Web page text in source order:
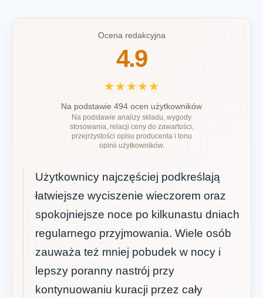
Ocena redakcyjna
4.9
★★★★★
Na podstawie 494 ocen użytkowników
Na podstawie analizy składu, wygody
stosowania, relacji ceny do zawartości,
przejrzystości opisu producenta i tonu
opinii użytkowników.
Użytkownicy najczęściej podkreślają
łatwiejsze wyciszenie wieczorem oraz
spokojniejsze noce po kilkunastu dniach
regularnego przyjmowania. Wiele osób
zauważa też mniej pobudek w nocy i
lepszy poranny nastrój przy
kontynuowaniu kuracji przez cały